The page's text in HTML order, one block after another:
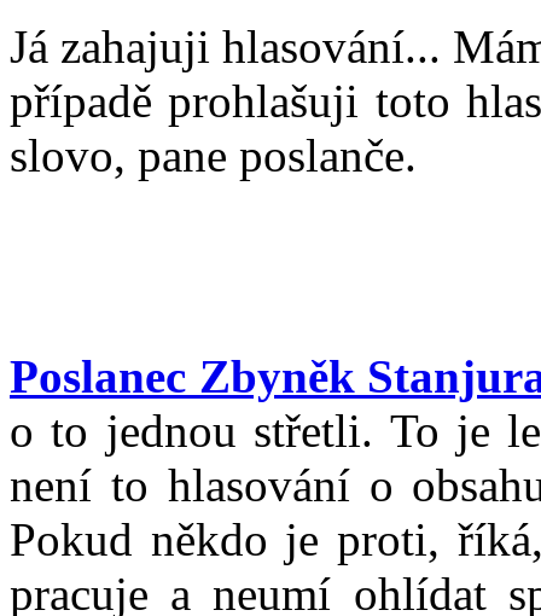
Já zahajuji hlasování...
případě prohlašuji toto
slovo, pane poslanče.
Poslanec Zbyněk
o to jednou střetli. To je
není to hlasování o
Pokud někdo je proti,
pracuje a neumí ohlídat